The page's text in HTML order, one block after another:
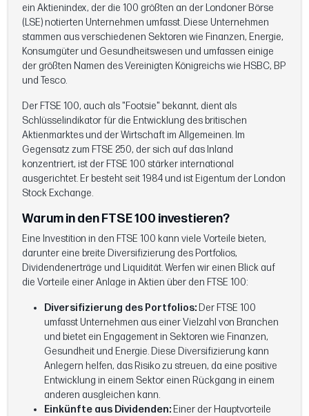
ein Aktienindex, der die 100 größten an der Londoner Börse
(LSE) notierten Unternehmen umfasst. Diese Unternehmen
stammen aus verschiedenen Sektoren wie Finanzen, Energie,
Konsumgüter und Gesundheitswesen und umfassen einige
der größten Namen des Vereinigten Königreichs wie HSBC, BP
und Tesco.
Der FTSE 100, auch als "Footsie" bekannt, dient als
Schlüsselindikator für die Entwicklung des britischen
Aktienmarktes und der Wirtschaft im Allgemeinen. Im
Gegensatz zum FTSE 250, der sich auf das Inland
konzentriert, ist der FTSE 100 stärker international
ausgerichtet. Er besteht seit 1984 und ist Eigentum der London
Stock Exchange.
Warum in den FTSE 100 investieren?
Eine Investition in den FTSE 100 kann viele Vorteile bieten,
darunter eine breite Diversifizierung des Portfolios,
Dividendenerträge und Liquidität. Werfen wir einen Blick auf
die Vorteile einer Anlage in Aktien über den FTSE 100:
Diversifizierung des Portfolios: Der FTSE 100
umfasst Unternehmen aus einer Vielzahl von Branchen
und bietet ein Engagement in Sektoren wie Finanzen,
Gesundheit und Energie. Diese Diversifizierung kann
Anlegern helfen, das Risiko zu streuen, da eine positive
Entwicklung in einem Sektor einen Rückgang in einem
anderen ausgleichen kann.
Einkünfte aus Dividenden: Einer der Hauptvorteile